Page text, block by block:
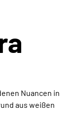
Nuancen in
aus weißen